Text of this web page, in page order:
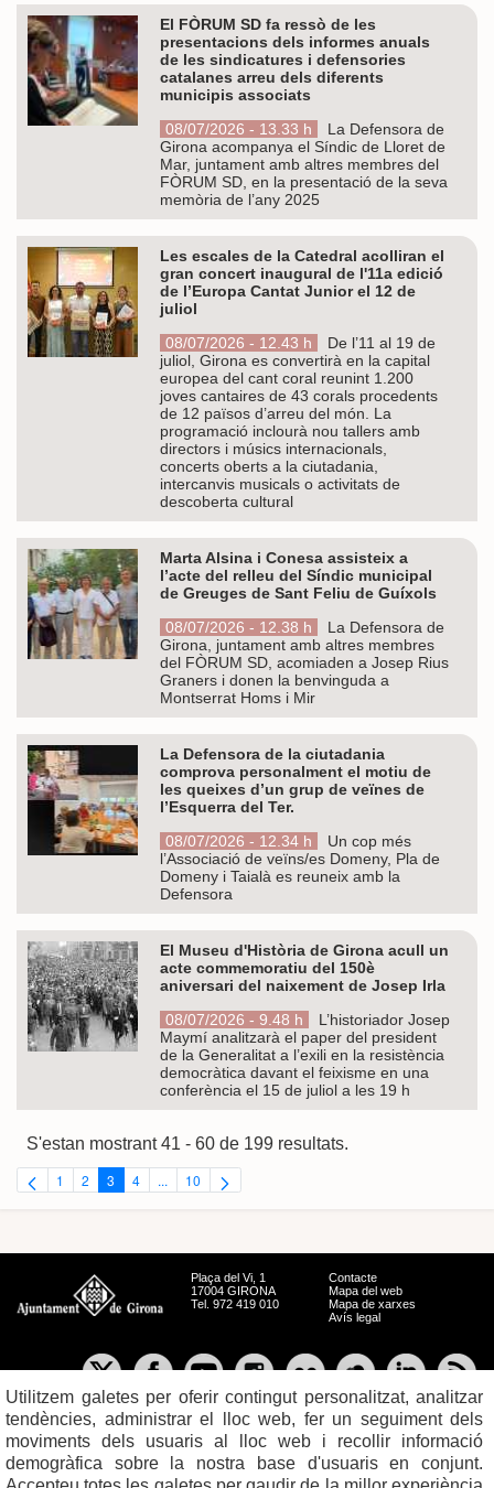
El FÒRUM SD fa ressò de les
presentacions dels informes anuals
de les sindicatures i defensories
catalanes arreu dels diferents
municipis associats
08/07/2026 - 13.33 h
La Defensora de
Girona acompanya el Síndic de Lloret de
Mar, juntament amb altres membres del
FÒRUM SD, en la presentació de la seva
memòria de l’any 2025
Les escales de la Catedral acolliran el
gran concert inaugural de l'11a edició
de l’Europa Cantat Junior el 12 de
juliol
08/07/2026 - 12.43 h
De l’11 al 19 de
juliol, Girona es convertirà en la capital
europea del cant coral reunint 1.200
joves cantaires de 43 corals procedents
de 12 països d’arreu del món. La
programació inclourà nou tallers amb
directors i músics internacionals,
concerts oberts a la ciutadania,
intercanvis musicals o activitats de
descoberta cultural
Marta Alsina i Conesa assisteix a
l’acte del relleu del Síndic municipal
de Greuges de Sant Feliu de Guíxols
08/07/2026 - 12.38 h
La Defensora de
Girona, juntament amb altres membres
del FÒRUM SD, acomiaden a Josep Rius
Graners i donen la benvinguda a
Montserrat Homs i Mir
La Defensora de la ciutadania
comprova personalment el motiu de
les queixes d’un grup de veïnes de
l’Esquerra del Ter.
08/07/2026 - 12.34 h
Un cop més
l’Associació de veïns/es Domeny, Pla de
Domeny i Taialà es reuneix amb la
Defensora
El Museu d'Història de Girona acull un
acte commemoratiu del 150è
aniversari del naixement de Josep Irla
08/07/2026 - 9.48 h
L’historiador Josep
Maymí analitzarà el paper del president
de la Generalitat a l’exili en la resistència
democràtica davant el feixisme en una
conferència el 15 de juliol a les 19 h
S'estan mostrant 41 - 60 de 199 resultats.
Pàgina
1 Pàgina
2 Pàgina
3 Pàgina
4 ...Pàgines intermèdies Utilitzeu TAB per navegar.
Pàgina
10
Plaça del Vi, 1
17004 GIRONA
Tel. 972 419 010
Contacte
Mapa del web
Mapa de xarxes
Avís legal
Utilitzem galetes per oferir contingut personalitzat, analitzar
tendències, administrar el lloc web, fer un seguiment dels
moviments dels usuaris al lloc web i recollir informació
demogràfica sobre la nostra base d'usuaris en conjunt.